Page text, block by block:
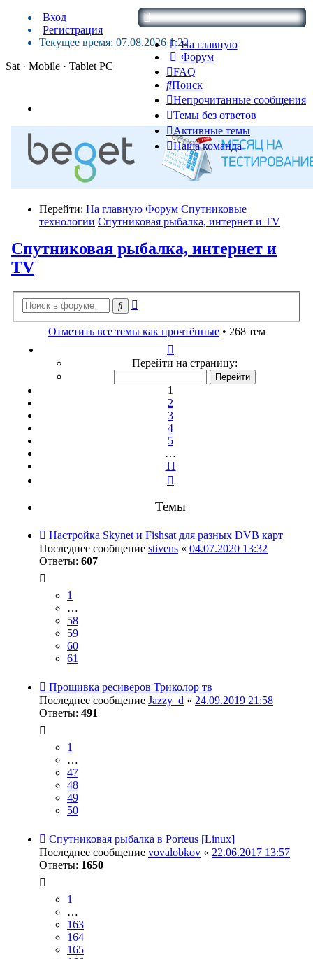
На главную
Форум
FAQ
Поиск
Непрочитанные сообщения
Темы без ответов
Активные темы
Наша команда
Вход
Регистрация
Текущее время: 07.08.2026 1:22
Sat · Mobile · Tablet PC
Перейти: На главную Форум Спутниковые
технологии Спутниковая рыбалка, интернет и TV
Спутниковая рыбалка, интернет и
TV
Поиск
Отметить все темы как прочтённые• 268 тем
1
из
11
Перейти на страницу:
1
2
3
4
5
…
11
Темы
Настройка Skynet и Fishsat для разных DVB карт
Последнее сообщение stivens « 04.07.2020 13:32
Ответы: 607
1
…
58
59
60
61
Прошивка ресиверов Триколор тв
Последнее сообщение Jazzy_d « 24.09.2019 21:58
Ответы: 491
1
…
47
48
49
50
Спутниковая рыбалка в Porteus [Linux]
Последнее сообщение vovalobkov « 22.06.2017 13:57
Ответы: 1650
1
…
163
164
165